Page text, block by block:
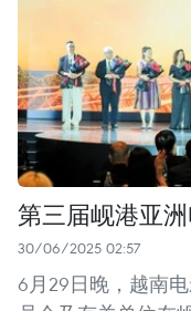
第三届岘港亚
30/06/2025 02:57
6月29日晚，越南